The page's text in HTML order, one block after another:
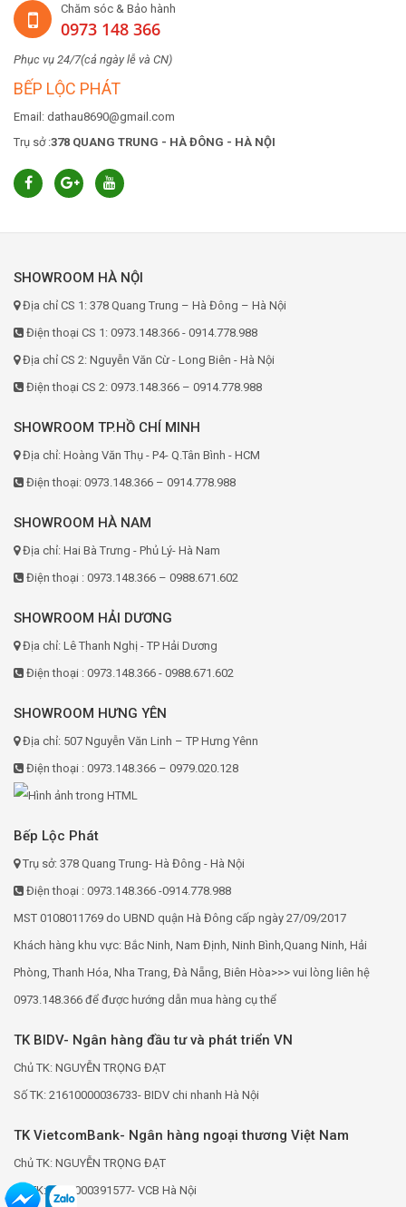
Chăm sóc & Bảo hành
0973 148 366
Phục vụ 24/7(cả ngày lễ và CN)
BẾP LỘC PHÁT
Email: dathau8690@gmail.com
Trụ sở :378 QUANG TRUNG - HÀ ĐÔNG - HÀ NỘI
SHOWROOM HÀ NỘI
Địa chỉ CS 1: 378 Quang Trung – Hà Đông – Hà Nội
Điện thoại CS 1: 0973.148.366 - 0914.778.988
Địa chỉ CS 2: Nguyễn Văn Cừ - Long Biên - Hà Nội
Điện thoại CS 2: 0973.148.366 – 0914.778.988
SHOWROOM TP.HỒ CHÍ MINH
Địa chỉ: Hoàng Văn Thụ - P4- Q.Tân Bình - HCM
Điện thoại: 0973.148.366 – 0914.778.988
SHOWROOM HÀ NAM
Địa chỉ: Hai Bà Trưng - Phủ Lý- Hà Nam
Điện thoại : 0973.148.366 – 0988.671.602
SHOWROOM HẢI DƯƠNG
Địa chỉ: Lê Thanh Nghị - TP Hải Dương
Điện thoại : 0973.148.366 - 0988.671.602
SHOWROOM HƯNG YÊN
Địa chỉ: 507 Nguyễn Văn Linh – TP Hưng Yênn
Điện thoại : 0973.148.366 – 0979.020.128
Bếp Lộc Phát
Trụ sở: 378 Quang Trung- Hà Đông - Hà Nội
Điện thoại : 0973.148.366 -0914.778.988
MST 0108011769 do UBND quận Hà Đông cấp ngày 27/09/2017
Khách hàng khu vực: Bắc Ninh, Nam Định, Ninh Bình,Quang Ninh, Hải
Phòng, Thanh Hóa, Nha Trang, Đà Nẵng, Biên Hòa>>> vui lòng liên hệ
0973.148.366 để được hướng dẫn mua hàng cụ thể
TK BIDV- Ngân hàng đầu tư và phát triển VN
Chủ TK: NGUYỄN TRỌNG ĐẠT
Số TK: 21610000036733- BIDV chi nhanh Hà Nội
TK VietcomBank- Ngân hàng ngoại thương Việt Nam
Chủ TK: NGUYỄN TRỌNG ĐẠT
Số TK: 0691000391577- VCB Hà Nội